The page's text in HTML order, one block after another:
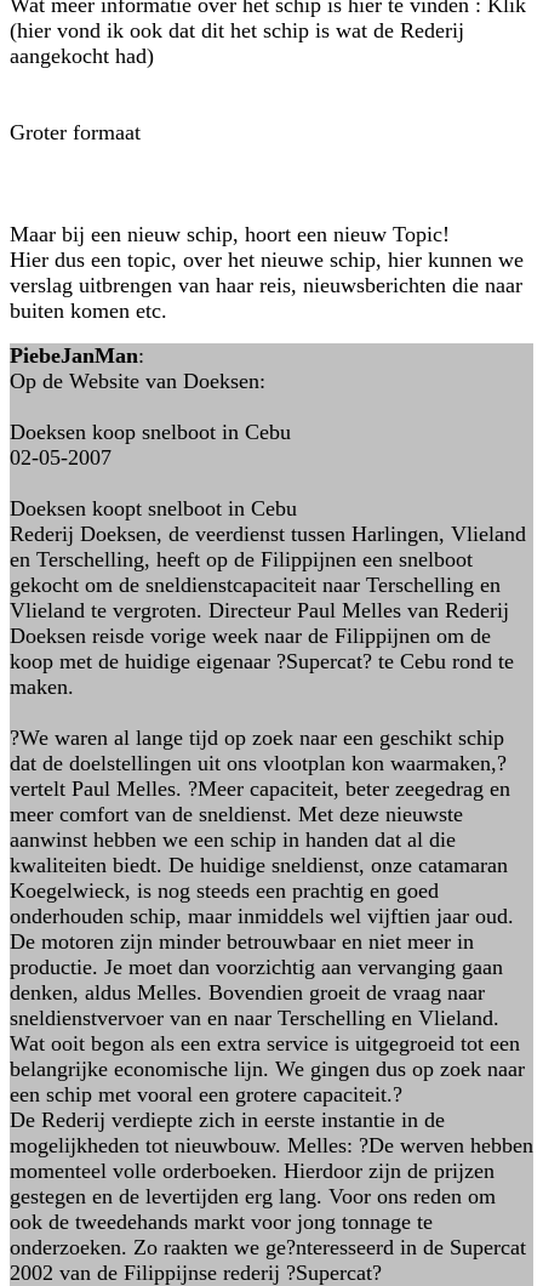
Wat meer informatie over het schip is hier te vinden : Klik
(hier vond ik ook dat dit het schip is wat de Rederij
aangekocht had)
Groter formaat
Maar bij een nieuw schip, hoort een nieuw Topic!
Hier dus een topic, over het nieuwe schip, hier kunnen we
verslag uitbrengen van haar reis, nieuwsberichten die naar
buiten komen etc.
PiebeJanMan:
Op de Website van Doeksen:
Doeksen koop snelboot in Cebu
02-05-2007
Doeksen koopt snelboot in Cebu
Rederij Doeksen, de veerdienst tussen Harlingen, Vlieland
en Terschelling, heeft op de Filippijnen een snelboot
gekocht om de sneldienstcapaciteit naar Terschelling en
Vlieland te vergroten. Directeur Paul Melles van Rederij
Doeksen reisde vorige week naar de Filippijnen om de
koop met de huidige eigenaar ?Supercat? te Cebu rond te
maken.
?We waren al lange tijd op zoek naar een geschikt schip
dat de doelstellingen uit ons vlootplan kon waarmaken,?
vertelt Paul Melles. ?Meer capaciteit, beter zeegedrag en
meer comfort van de sneldienst. Met deze nieuwste
aanwinst hebben we een schip in handen dat al die
kwaliteiten biedt. De huidige sneldienst, onze catamaran
Koegelwieck, is nog steeds een prachtig en goed
onderhouden schip, maar inmiddels wel vijftien jaar oud.
De motoren zijn minder betrouwbaar en niet meer in
productie. Je moet dan voorzichtig aan vervanging gaan
denken, aldus Melles. Bovendien groeit de vraag naar
sneldienstvervoer van en naar Terschelling en Vlieland.
Wat ooit begon als een extra service is uitgegroeid tot een
belangrijke economische lijn. We gingen dus op zoek naar
een schip met vooral een grotere capaciteit.?
De Rederij verdiepte zich in eerste instantie in de
mogelijkheden tot nieuwbouw. Melles: ?De werven hebben
momenteel volle orderboeken. Hierdoor zijn de prijzen
gestegen en de levertijden erg lang. Voor ons reden om
ook de tweedehands markt voor jong tonnage te
onderzoeken. Zo raakten we ge?nteresseerd in de Supercat
2002 van de Filippijnse rederij ?Supercat?